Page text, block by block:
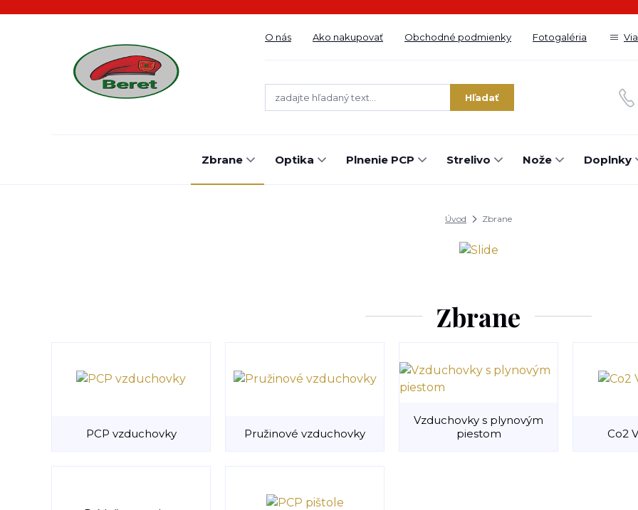
O nás Ako nakupovať Obchodné podmienky Fotogaléria
Hľadať
Zbrane Optika Plnenie PCP Strelivo Nože Doplnky
Úvod Zbrane
Zbrane
PCP vzduchovky Pružinové vzduchovky
Vzduchovky s plynovým
piestom
Co2